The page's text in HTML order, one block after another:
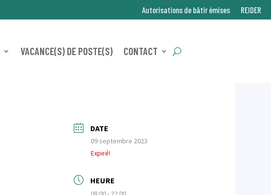
Autorisations de bâtir émises REIDER
VACANCE(S) DE POSTE(S) CONTACT
DATE
09 septembre 2023
Expiré!
HEURE